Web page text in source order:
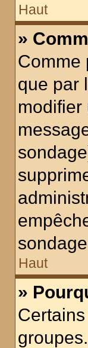
Haut
»
Comme
que par
Haut
»